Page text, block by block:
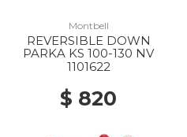
Montbell
REVERSIBLE DOWN
PARKA KS 100-130 NV
1101622
$ 820